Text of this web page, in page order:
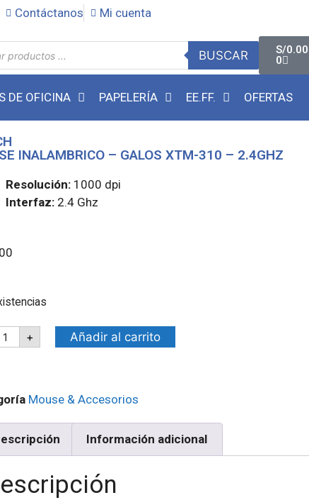
Contáctanos Mi cuenta
BUSCAR S/0.00
0
DE OFICINA PAPELERÍA EE.FF. OFERTAS
INALAMBRICO – GALOS XTM-310 – 2.4GHZ
Resolución: 1000 dpi
Interfaz: 2.4 Ghz
+ Añadir al carrito
Mouse & Accesorios
Información adicional